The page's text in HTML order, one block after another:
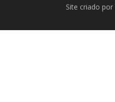
Site criado por